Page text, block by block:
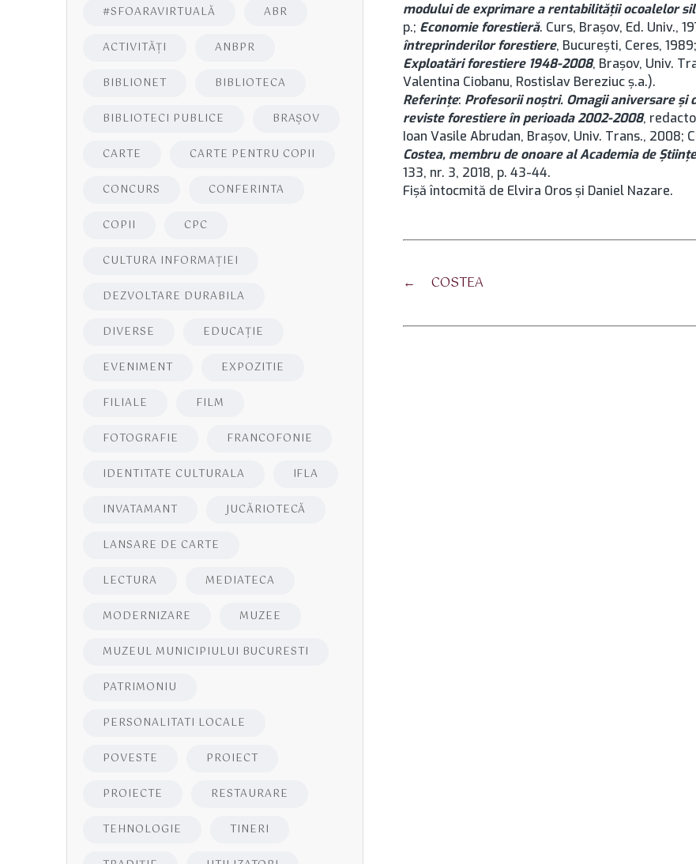
modului de exprimare a rentabilităţii ocoalelor
p.; Economie forestieră. Curs, Brașov, Ed. Univ.,
întreprinderilor forestiere, București, Ceres, 1989;
Exploatări forestiere 1948-2008, Brașov, Univ.
Valentina Ciobanu, Rostislav Bereziuc ș.a.).
Referințe: Profesorii noștri. Omagii aniversare
reviste forestiere în perioada 2002-2008,
Ioan Vasile Abrudan, Brașov, Univ. Trans., 2008;
Costea, membru de onoare al Academia de
133, nr. 3, 2018, p. 43-44.
Fişă întocmită de Elvira Oros şi Daniel Nazare.
← COSTEA
#SFOARAVIRTUALĂ ABR
ACTIVITĂŢI ANBPR
BIBLIONET BIBLIOTECA
BIBLIOTECI PUBLICE BRAŞOV
CARTE CARTE PENTRU COPII
CONCURS CONFERINTA
COPII CPC
CULTURA INFORMAŢIEI
DEZVOLTARE DURABILA
DIVERSE EDUCAŢIE
EVENIMENT EXPOZITIE
FILIALE FILM
FOTOGRAFIE FRANCOFONIE
IDENTITATE CULTURALA IFLA
INVATAMANT JUCĂRIOTECĂ
LANSARE DE CARTE
LECTURA MEDIATECA
MODERNIZARE MUZEE
MUZEUL MUNICIPIULUI BUCURESTI
PATRIMONIU
PERSONALITATI LOCALE
POVESTE PROIECT
PROIECTE RESTAURARE
TEHNOLOGIE TINERI